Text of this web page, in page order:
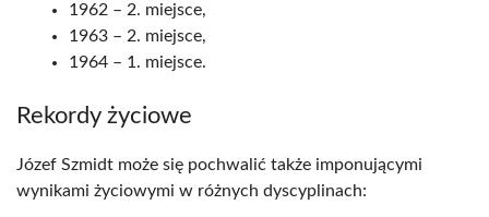
1962 – 2. miejsce,
1963 – 2. miejsce,
1964 – 1. miejsce.
Rekordy życiowe
Józef Szmidt może się pochwalić także imponującymi
wynikami życiowymi w różnych dyscyplinach: